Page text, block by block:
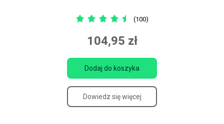
(100)
104,95 zł
Dodaj do koszyka
Dowiedz się więcej